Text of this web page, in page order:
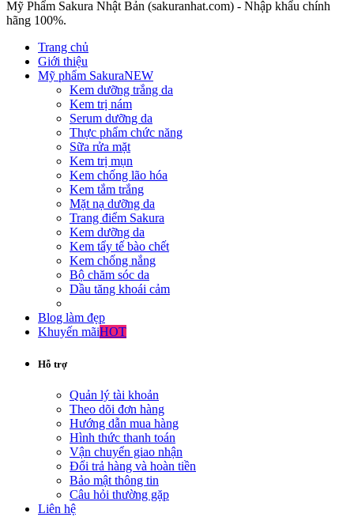
Mỹ Phẩm Sakura Nhật Bản (sakuranhat.com) - Nhập khẩu chính
hãng 100%.
Trang chủ
Giới thiệu
Mỹ phẩm SakuraNEW
Kem dưỡng trắng da
Kem trị nám
Serum dưỡng da
Thực phẩm chức năng
Sữa rửa mặt
Kem trị mụn
Kem chống lão hóa
Kem tắm trắng
Mặt nạ dưỡng da
Trang điểm Sakura
Kem dưỡng da
Kem tẩy tế bào chết
Kem chống nắng
Bộ chăm sóc da
Dầu tăng khoái cảm
Blog làm đẹp
Khuyến mãiHOT
Hỗ trợ
Quản lý tài khoản
Theo dõi đơn hàng
Hướng dẫn mua hàng
Hình thức thanh toán
Vận chuyển giao nhận
Đổi trả hàng và hoàn tiền
Bảo mật thông tin
Câu hỏi thường gặp
Liên hệ